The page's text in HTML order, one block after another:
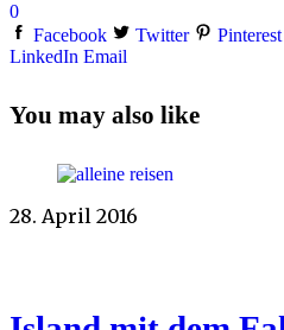
0
Facebook
Twitter
Pinterest
LinkedIn Email
You may also like
28. April 2016